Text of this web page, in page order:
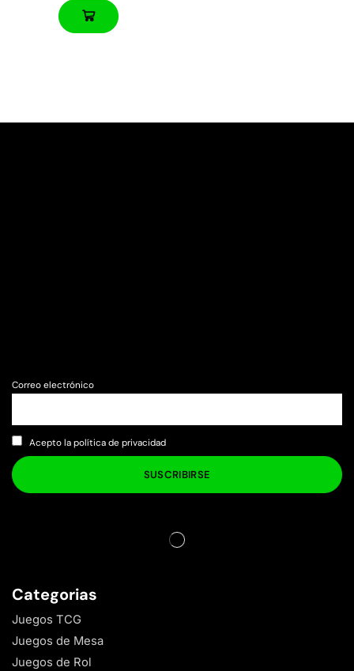
Correo electrónico
Acepto la política de privacidad
Categorias
Juegos TCG
Juegos de Mesa
Juegos de Rol